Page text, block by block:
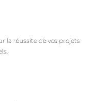
la réussite de vos projets